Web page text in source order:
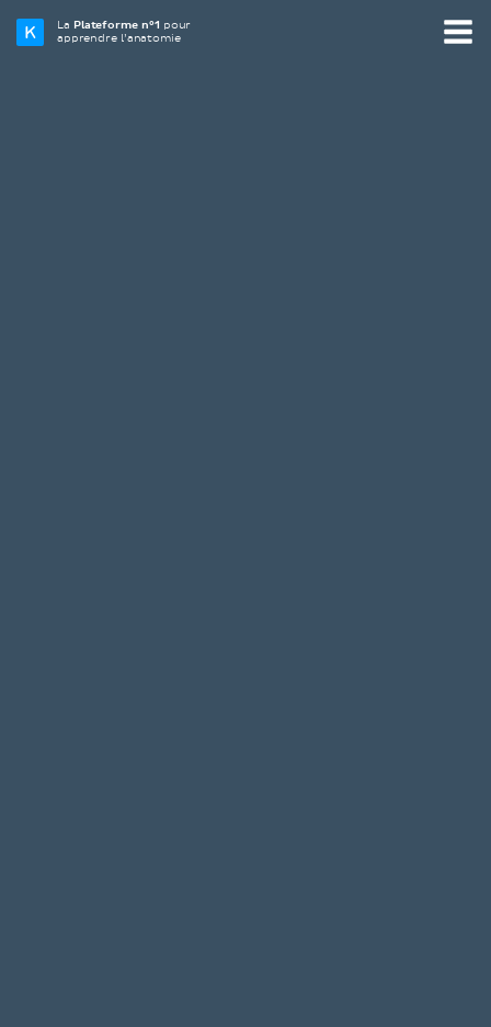
La Plateforme n°1 pour
apprendre l’anatomie